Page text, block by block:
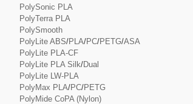
PolySonic PLA
PolyTerra PLA
PolySmooth
PolyLite ABS/PLA/PC/PETG/ASA
PolyLite PLA-CF
PolyLite PLA Silk/Dual
PolyLite LW-PLA
PolyMax PLA/PC/PETG
PolyMide CoPA (Nylon)